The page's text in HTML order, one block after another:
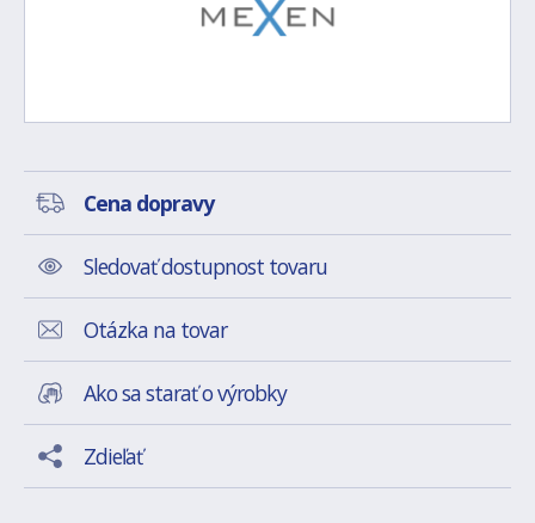
Cena dopravy
Sledovať dostupnost tovaru
Otázka na tovar
Ako sa starať o výrobky
Zdieľať